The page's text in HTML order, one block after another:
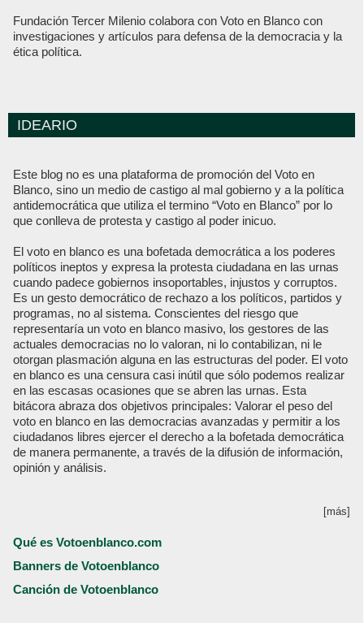
Fundación Tercer Milenio colabora con Voto en Blanco con
investigaciones y artículos para defensa de la democracia y la
ética política.
IDEARIO
Este blog no es una plataforma de promoción del Voto en
Blanco, sino un medio de castigo al mal gobierno y a la política
antidemocrática que utiliza el termino “Voto en Blanco” por lo
que conlleva de protesta y castigo al poder inicuo.
El voto en blanco es una bofetada democrática a los poderes
políticos ineptos y expresa la protesta ciudadana en las urnas
cuando padece gobiernos insoportables, injustos y corruptos.
Es un gesto democrático de rechazo a los políticos, partidos y
programas, no al sistema. Conscientes del riesgo que
representaría un voto en blanco masivo, los gestores de las
actuales democracias no lo valoran, ni lo contabilizan, ni le
otorgan plasmación alguna en las estructuras del poder. El voto
en blanco es una censura casi inútil que sólo podemos realizar
en las escasas ocasiones que se abren las urnas. Esta
bitácora abraza dos objetivos principales: Valorar el peso del
voto en blanco en las democracias avanzadas y permitir a los
ciudadanos libres ejercer el derecho a la bofetada democrática
de manera permanente, a través de la difusión de información,
opinión y análisis.
[más]
Qué es Votoenblanco.com
Banners de Votoenblanco
Canción de Votoenblanco